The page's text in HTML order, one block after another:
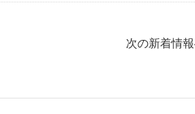
次の新着情